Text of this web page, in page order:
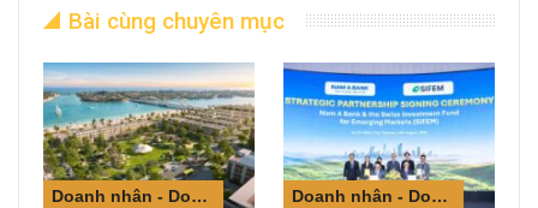
Bài cùng chuyên mục
Doanh nhân - Doanh nghiệp Doanh nhân - Doanh nghiệp